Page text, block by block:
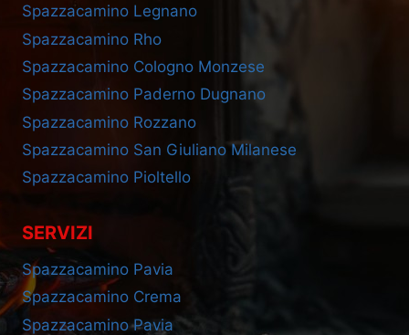
Spazzacamino Legnano
Spazzacamino Rho
Spazzacamino Cologno Monzese
Spazzacamino Paderno Dugnano
Spazzacamino Rozzano
Spazzacamino San Giuliano Milanese
Spazzacamino Pioltello
SERVIZI
Spazzacamino Pavia
Spazzacamino Crema
Spazzacamino Pavia